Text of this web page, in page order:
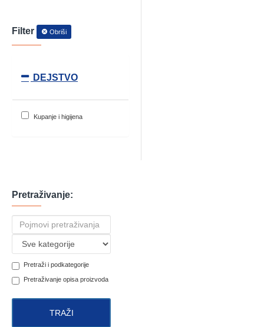
Filter Obriši
DEJSTVO
Kupanje i higijena
Pretraživanje:
Pretraži i podkategorije
Pretraživanje opisa proizvoda
TRAŽI